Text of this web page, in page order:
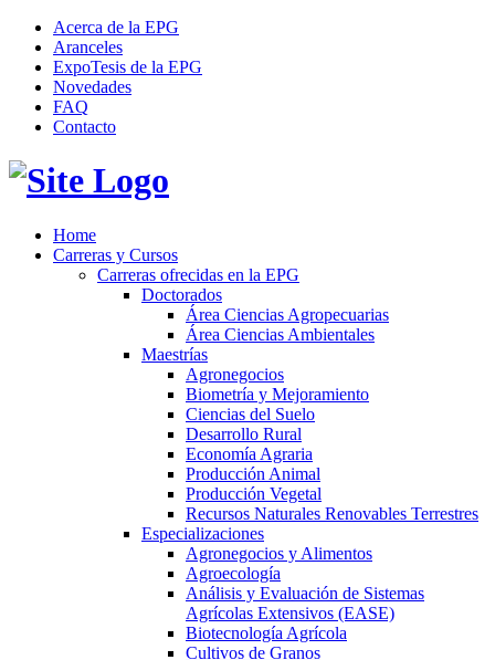
Acerca de la EPG
Aranceles
ExpoTesis de la EPG
Novedades
FAQ
Contacto
Home
Carreras y Cursos
Carreras ofrecidas en la EPG
Doctorados
Área Ciencias Agropecuarias
Área Ciencias Ambientales
Maestrías
Agronegocios
Biometría y Mejoramiento
Ciencias del Suelo
Desarrollo Rural
Economía Agraria
Producción Animal
Producción Vegetal
Recursos Naturales Renovables Terrestres
Especializaciones
Agronegocios y Alimentos
Agroecología
Análisis y Evaluación de Sistemas
Agrícolas Extensivos (EASE)
Biotecnología Agrícola
Cultivos de Granos